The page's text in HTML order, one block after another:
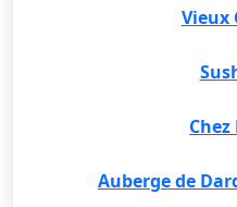
Vieux
Auberge de